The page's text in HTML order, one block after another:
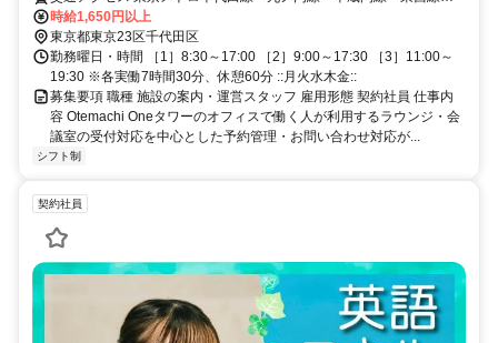
都営三田線「大手町」駅C4、C5直結 東京メトロ東西線「竹橋駅」よ
り徒歩5分
時給1,650円以上
東京都東京23区千代田区
勤務曜日・時間 ［1］8:30～17:00 ［2］9:00～17:30 ［3］11:00～
19:30 ※各実働7時間30分、休憩60分 ::月火水木金::
募集要項 職種 施設の案内・運営スタッフ 雇用形態 契約社員 仕事内
容 Otemachi Oneタワーのオフィスで働く人が利用するラウンジ・会
議室の受付対応を中心とした予約管理・お問い合わせ対応が...
シフト制
契約社員